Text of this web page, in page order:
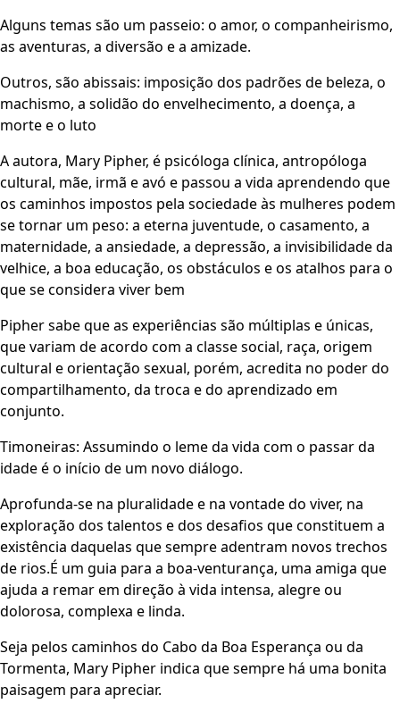
Alguns temas são um passeio: o amor, o companheirismo,
as aventuras, a diversão e a amizade.
Outros, são abissais: imposição dos padrões de beleza, o
machismo, a solidão do envelhecimento, a doença, a
morte e o luto
A autora, Mary Pipher, é psicóloga clínica, antropóloga
cultural, mãe, irmã e avó e passou a vida aprendendo que
os caminhos impostos pela sociedade às mulheres podem
se tornar um peso: a eterna juventude, o casamento, a
maternidade, a ansiedade, a depressão, a invisibilidade da
velhice, a boa educação, os obstáculos e os atalhos para o
que se considera viver bem
Pipher sabe que as experiências são múltiplas e únicas,
que variam de acordo com a classe social, raça, origem
cultural e orientação sexual, porém, acredita no poder do
compartilhamento, da troca e do aprendizado em
conjunto.
Timoneiras: Assumindo o leme da vida com o passar da
idade é o início de um novo diálogo.
Aprofunda-se na pluralidade e na vontade do viver, na
exploração dos talentos e dos desafios que constituem a
existência daquelas que sempre adentram novos trechos
de rios.É um guia para a boa-venturança, uma amiga que
ajuda a remar em direção à vida intensa, alegre ou
dolorosa, complexa e linda.
Seja pelos caminhos do Cabo da Boa Esperança ou da
Tormenta, Mary Pipher indica que sempre há uma bonita
paisagem para apreciar.